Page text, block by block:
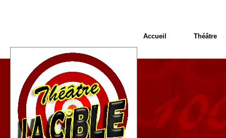
Accueil Théâtre